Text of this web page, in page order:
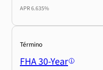
APR6.635%
Término
FHA 30-Year